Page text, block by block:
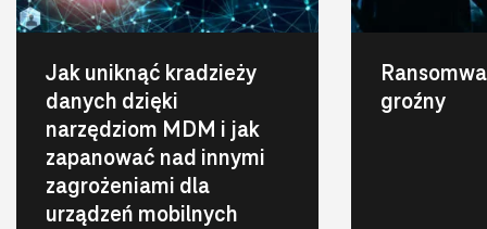
Jak uniknąć kradzieży
danych dzięki
narzędziom MDM i jak
zapanować nad innymi
zagrożeniami dla
urządzeń mobilnych
groźny